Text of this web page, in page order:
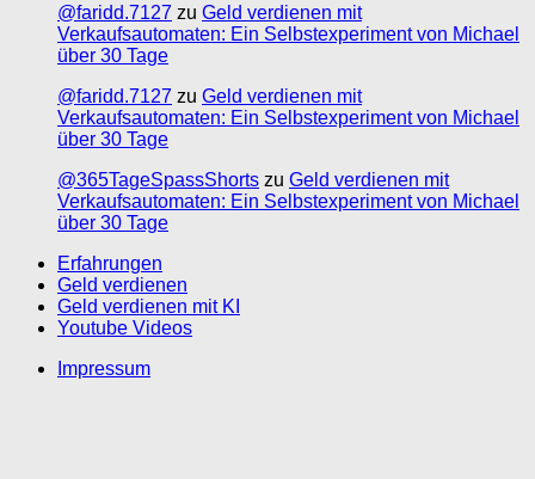
@faridd.7127 zu Geld verdienen mit
Verkaufsautomaten: Ein Selbstexperiment von Michael
über 30 Tage
@faridd.7127 zu Geld verdienen mit
Verkaufsautomaten: Ein Selbstexperiment von Michael
über 30 Tage
@365TageSpassShorts zu Geld verdienen mit
Verkaufsautomaten: Ein Selbstexperiment von Michael
über 30 Tage
Erfahrungen
Geld verdienen
Geld verdienen mit KI
Youtube Videos
Impressum